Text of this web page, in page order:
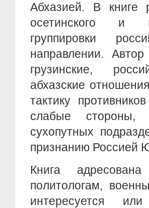
Абхазией. В книге
осетинского и
группировки
направлении.
грузинские,
абхазские
тактику
слабые стороны,
сухопутных
признанию Россией
Книга
политологам,
интересуется